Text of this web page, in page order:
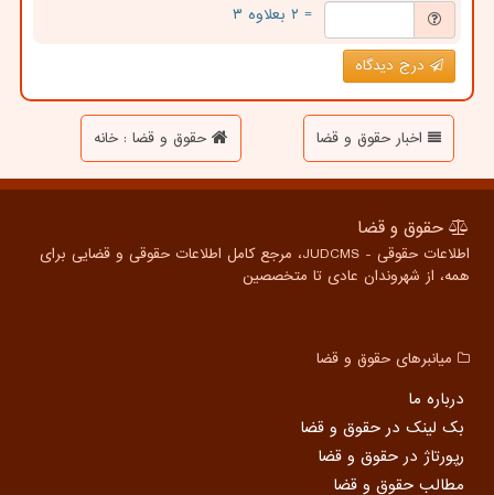
= ۲ بعلاوه ۳
درج دیدگاه
اخبار حقوق و قضا حقوق و قضا : خانه
حقوق و قضا
اطلاعات حقوقی - JUDCMS، مرجع کامل اطلاعات حقوقی و قضایی برای
همه، از شهروندان عادی تا متخصصین
میانبرهای حقوق و قضا
درباره ما
بک لینک در حقوق و قضا
رپورتاژ در حقوق و قضا
مطالب حقوق و قضا